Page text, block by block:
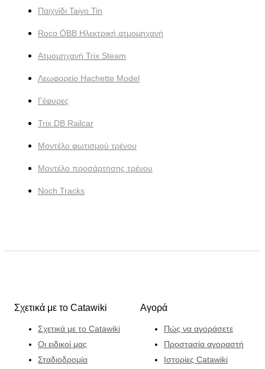
Παιχνίδι Taiyo Tin
Roco ÖBB Ηλεκτρική ατμομηχανή
Ατμομηχανή Trix Steam
Λεωφορείο Hachette Model
Γέφυρες
Trix DB Railcar
Μοντέλο φωτισμού τρένου
Μοντέλο προσάρτησης τρένου
Noch Tracks
Σχετικά με το Catawiki
Σχετικά με το Catawiki
Οι ειδικοί μας
Σταδιοδρομία
Αγορά
Πώς να αγοράσετε
Προστασία αγοραστή
Ιστορίες Catawiki